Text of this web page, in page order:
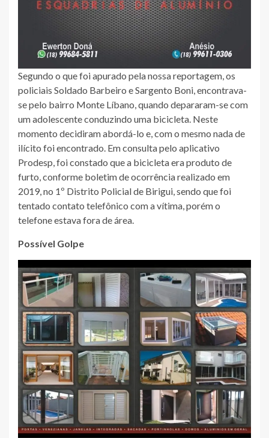
Segundo o que foi apurado pela nossa reportagem, os
policiais Soldado Barbeiro e Sargento Boni, encontrava-
se pelo bairro Monte Líbano, quando depararam-se com
um adolescente conduzindo uma bicicleta. Neste
momento decidiram abordá-lo e, com o mesmo nada de
ilícito foi encontrado. Em consulta pelo aplicativo
Prodesp, foi constado que a bicicleta era produto de
furto, conforme boletim de ocorrência realizado em
2019, no 1º Distrito Policial de Birigui, sendo que foi
tentado contato telefônico com a vítima, porém o
telefone estava fora de área.
Possível Golpe